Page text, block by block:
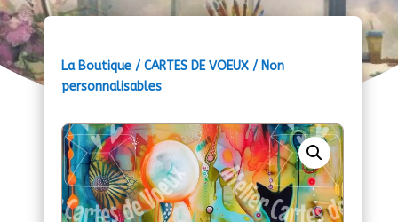
La Boutique/ CARTES DE VOEUX/ Non
personnalisables